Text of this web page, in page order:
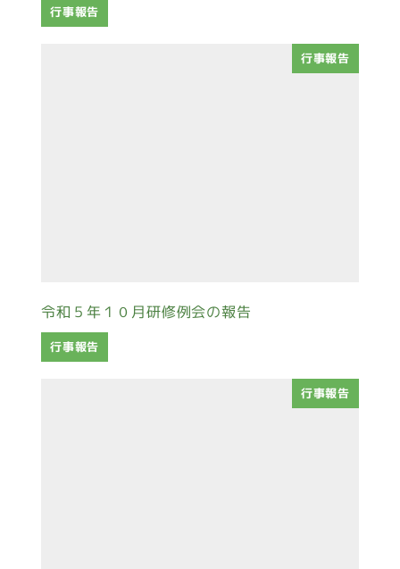
行事報告
行事報告
令和５年１０月研修例会の報告
行事報告
行事報告